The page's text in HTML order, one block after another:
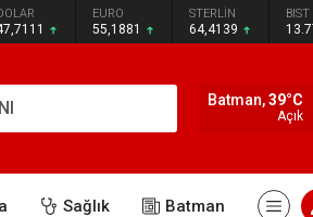
EURO
55,1881
STERLİN
64,4139
Batman,39°C
Açık
Sağlık Batman